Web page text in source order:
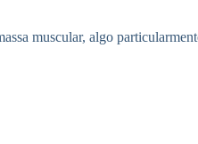
muscular, algo